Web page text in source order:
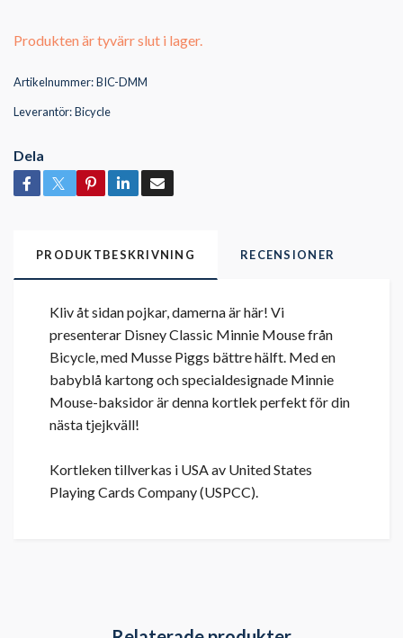
Produkten är tyvärr slut i lager.
Artikelnummer:BIC-DMM
Leverantör:Bicycle
Dela
PRODUKTBESKRIVNING RECENSIONER
Kliv åt sidan pojkar, damerna är här! Vi
presenterar Disney Classic Minnie Mouse från
Bicycle, med Musse Piggs bättre hälft. Med en
babyblå kartong och specialdesignade Minnie
Mouse-baksidor är denna kortlek perfekt för din
nästa tjejkväll!
Kortleken tillverkas i USA av United States
Playing Cards Company (USPCC).